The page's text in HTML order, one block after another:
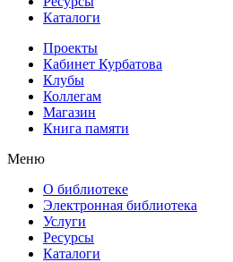
Каталоги
Проекты
Кабинет Курбатова
Клубы
Коллегам
Магазин
Книга памяти
Меню
О библиотеке
Электронная библиотека
Услуги
Ресурсы
Каталоги